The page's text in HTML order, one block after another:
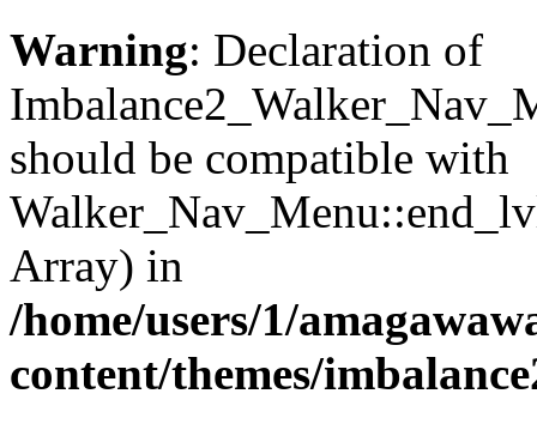
Warning: Declaration of
should be compatible with
Array) in
/home/users/1/
content/themes/